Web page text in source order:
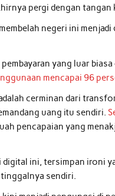
pergi dengan
negeri ini
yang luar biasa
mencapai 96
cerminan dari
uang itu sendiri.
pencapaian yang
ini, tersimpan ironi
sendiri.